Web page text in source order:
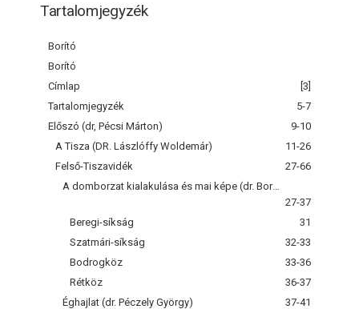
Tartalomjegyzék
Borító
Borító
Címlap
[3]
Tartalomjegyzék
5-7
Előszó (dr, Pécsi Márton)
9-10
A Tisza (DR. Lászlóffy Woldemár)
11-26
Felső-Tiszavidék
27-66
A domborzat kialakulása és mai képe (dr. Borsy Zoltán)
27-37
Beregi-síkság
31
Szatmári-síkság
32-33
Bodrogköz
33-36
Rétköz
36-37
Éghajlat (dr. Péczely György)
37-41